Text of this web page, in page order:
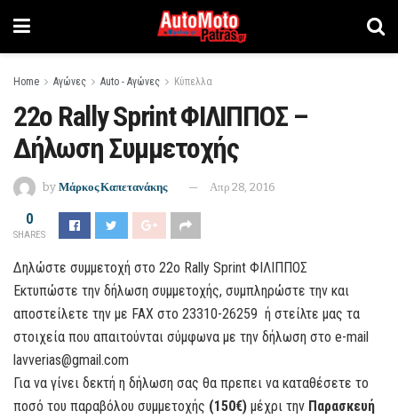
Home Αγώνες Auto - Αγώνες Κύπελλα
22ο Rally Sprint ΦΙΛΙΠΠΟΣ –
Δήλωση Συμμετοχής
by Μάρκος Καπετανάκης Απρ 28, 2016
0
SHARES
Δηλώστε συμμετοχή στο 22ο Rally Sprint ΦΙΛΙΠΠΟΣ
Εκτυπώστε την δήλωση συμμετοχής, συμπληρώστε την και
αποστείλετε την με FAX στο 23310-26259 ή στείλτε μας τα
στοιχεία που απαιτούνται σύμφωνα με την δήλωση στο e-mail
lavverias@gmail.com
Για να γίνει δεκτή η δήλωση σας θα πρεπει να καταθέσετε το
ποσό του παραβόλου συμμετοχής (150€) μέχρι την Παρασκευή